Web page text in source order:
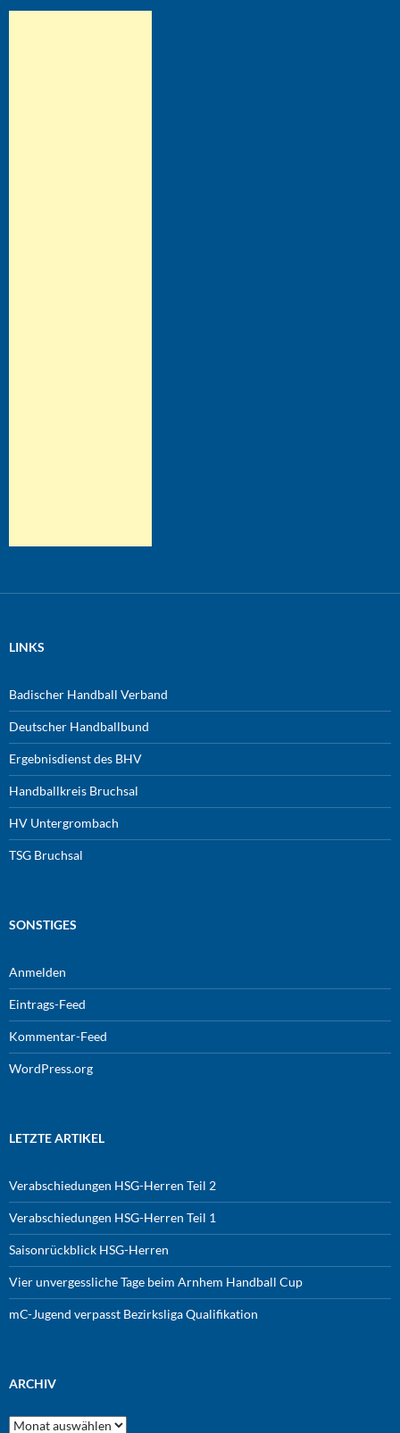
LINKS
Badischer Handball Verband
Deutscher Handballbund
Ergebnisdienst des BHV
Handballkreis Bruchsal
HV Untergrombach
TSG Bruchsal
SONSTIGES
Anmelden
Eintrags-Feed
Kommentar-Feed
WordPress.org
LETZTE ARTIKEL
Verabschiedungen HSG-Herren Teil 2
Verabschiedungen HSG-Herren Teil 1
Saisonrückblick HSG-Herren
Vier unvergessliche Tage beim Arnhem Handball Cup
mC-Jugend verpasst Bezirksliga Qualifikation
ARCHIV
Archiv